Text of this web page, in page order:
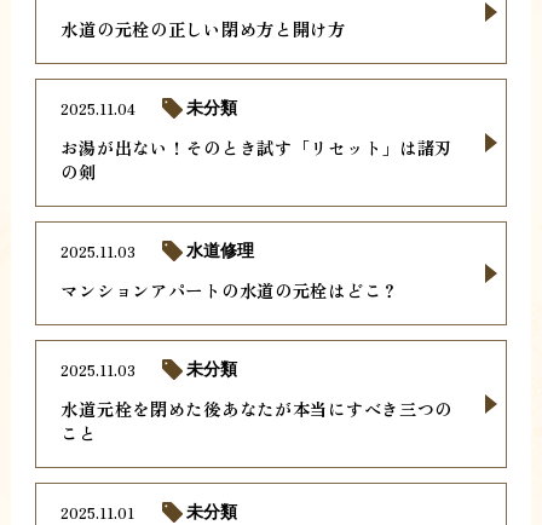
水道の元栓の正しい閉め方と開け方
お湯が出ない！そのとき試す「リセット」は諸刃
の剣
2025.11.04 未分類
マンションアパートの水道の元栓はどこ？
2025.11.03 水道修理
水道元栓を閉めた後あなたが本当にすべき三つの
こと
2025.11.03 未分類
2025.11.01 未分類